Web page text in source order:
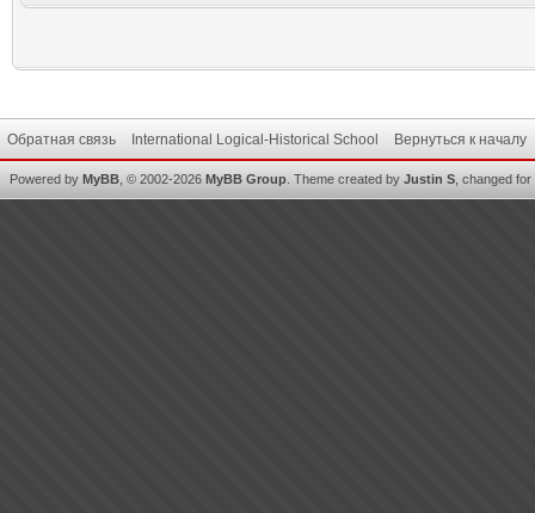
Обратная связь International Logical-Historical School Вернуться к началу
Powered by MyBB , © 2002-2026 MyBB Group Theme created by Justin S , changed